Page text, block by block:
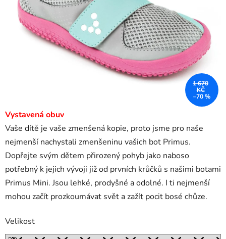
Vystavená obuv
Vaše dítě je vaše zmenšená kopie, proto jsme pro naše
nejmenší nachystali zmenšeninu vašich bot Primus.
Dopřejte svým dětem přirozený pohyb jako naboso
potřebný k jejich vývoji již od prvních krůčků s našimi botami
Primus Mini. Jsou lehké, prodyšné a odolné. I ti nejmenší
mohou začít prozkoumávat svět a zažít pocit bosé chůze.
Velikost
1 670
KČ
–70 %